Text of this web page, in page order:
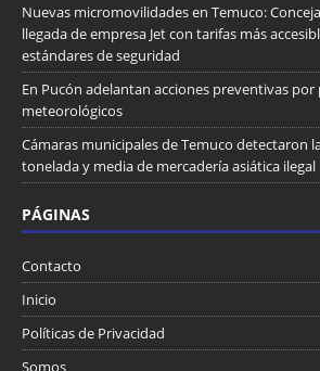
Nuevas micromovilidades en Temuco:
llegada de empresa Jet con tarifas más
estándares de seguridad
En Pucón adelantan acciones preventivas
meteorológicos
Cámaras municipales de Temuco detectaron
tonelada y media de mercadería asiática ilegal
PÁGINAS
Contacto
Inicio
Políticas de Privacidad
Somos